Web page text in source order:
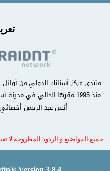
منتدى مركز أسنانك الدولي من أوائل
منذ 1995 مقرها الحالي في
أنس عبد الرحمن أخصائي
جميع المواضيع و الردود المطروحة لا
Version 3.8.4